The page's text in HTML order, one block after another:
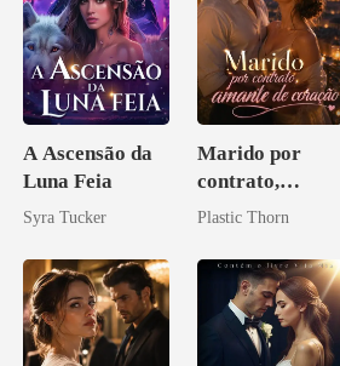
A Ascensão da
Luna Feia
Syra Tucker
Marido por
contrato,
amante de
Plastic Thorn